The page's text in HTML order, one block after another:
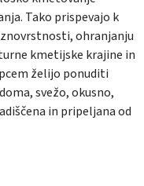
Tako prispevajo k
ohranjanju
kmetijske krajine in
želijo ponuditi
svežo, okusno,
in pripeljana od